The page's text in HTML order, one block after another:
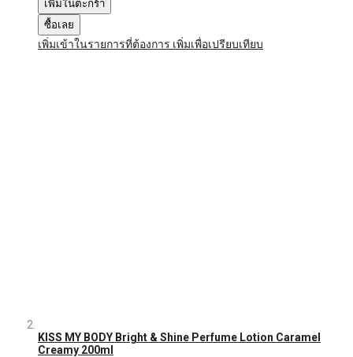
เพิ่มในตะกร้า
ซื้อเลย
เพิ่มเข้าในรายการที่ต้องการ เพิ่มเพื่อเปรียบเทียบ
KISS MY BODY Bright & Shine Perfume Lotion Caramel
Creamy 200ml